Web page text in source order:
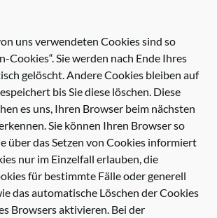
uns verwendeten Cookies sind so
Cookies“. Sie werden nach Ende Ihres
gelöscht. Andere Cookies bleiben auf
bis Sie diese löschen. Diese
es uns, Ihren Browser beim nächsten
Sie können Ihren Browser so
über das Setzen von Cookies informiert
nur im Einzelfall erlauben, die
für bestimmte Fälle oder generell
das automatische Löschen der Cookies
Browsers aktivieren. Bei der